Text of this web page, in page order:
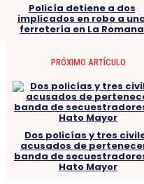
Policía detiene a dos
implicados en robo a
ferretería en La Romana
PRÓXIMO ARTÍCULO
Dos policías y tres
acusados de
banda de
Hato Mayor